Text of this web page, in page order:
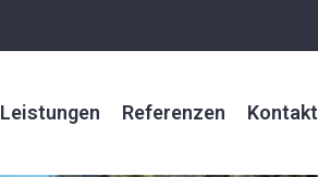
Leistungen Referenzen Kontakt